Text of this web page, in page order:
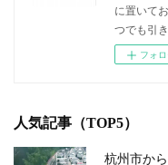
に置いて
つでも引
フォ
人気記事（TOP5）
杭州市か